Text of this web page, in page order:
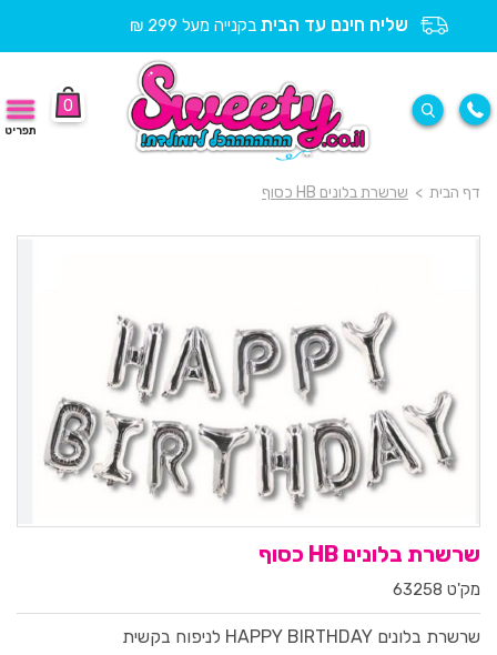
שליח חינם עד הבית בקנייה מעל 299 ₪
0
תפריט
דף הבית > שרשרת בלונים HB כסוף
שרשרת בלונים HB כסוף
מק'ט 63258
שרשרת בלונים HAPPY BIRTHDAY לניפוח בקשית